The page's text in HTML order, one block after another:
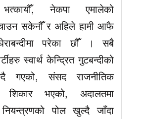
नेकपा एमालेको
सकेनौँ र अहिले हामी आफै
परेका छौँ । सबै
स्वार्थ केन्द्रित गुटबन्दीको
गएको, संसद राजनीतिक
शिकार भएको, अदालतमा
नियन्त्रणको पोल खुल्दै जाँदा